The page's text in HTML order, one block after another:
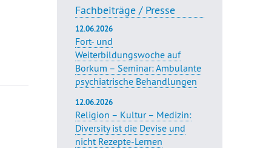
Fachbeiträge / Presse
12.06.2026
Fort- und
Weiterbildungswoche auf
Borkum – Seminar: Ambulante
psychiatrische Behandlungen
12.06.2026
Religion – Kultur – Medizin:
Diversity ist die Devise und
nicht Rezepte-Lernen